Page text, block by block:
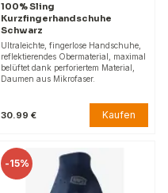
100% Sling
Kurzfingerhandschuhe
Schwarz
Ultraleichte, fingerlose Handschuhe,
reflektierendes Obermaterial, maximal
belüftet dank perforiertem Material,
Daumen aus Mikrofaser.
30.99 € Kaufen
-15%